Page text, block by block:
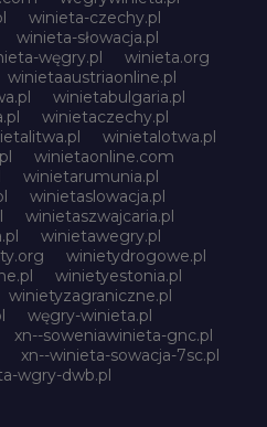
winieta-czechy.pl
winieta-słowacja.pl
węgry.pl
winieta.org
winietaaustriaonline.pl
winietabulgaria.pl
winietaczechy.pl
winietalotwa.pl
winietaonline.com
winietarumunia.pl
winietaslowacja.pl
winietaszwajcaria.pl
winietawegry.pl
winietydrogowe.pl
winietyestonia.pl
winietyzagraniczne.pl
węgry-winieta.pl
xn--soweniawinieta-gnc.pl
xn--winieta-sowacja-7sc.pl
wgry-dwb.pl